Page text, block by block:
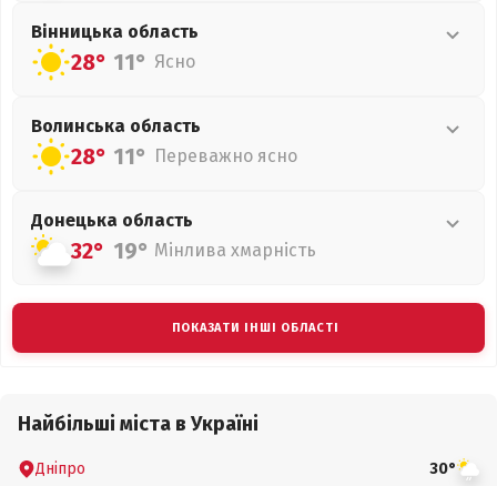
Вінницька область
28° 11° Ясно
Волинська область
28° 11° Переважно ясно
Донецька область
32° 19° Мінлива хмарність
ПОКАЗАТИ ІНШІ ОБЛАСТІ
Найбільші міста в Україні
Дніпро 30°